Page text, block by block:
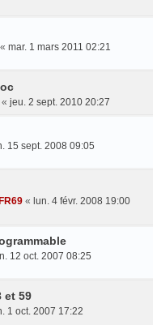
« mar. 1 mars 2011 02:21
« jeu. 2 sept. 2010 20:27
15 sept. 2008 09:05
« lun. 4 févr. 2008 19:00
12 oct. 2007 08:25
et 59
1 oct. 2007 17:22